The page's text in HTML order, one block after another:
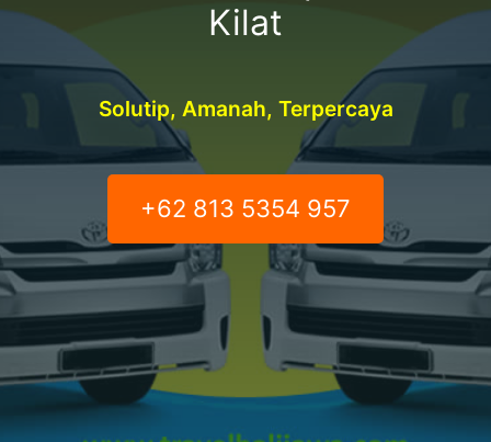
Kilat
Solutip, Amanah, Terpercaya
+62 813 5354 957